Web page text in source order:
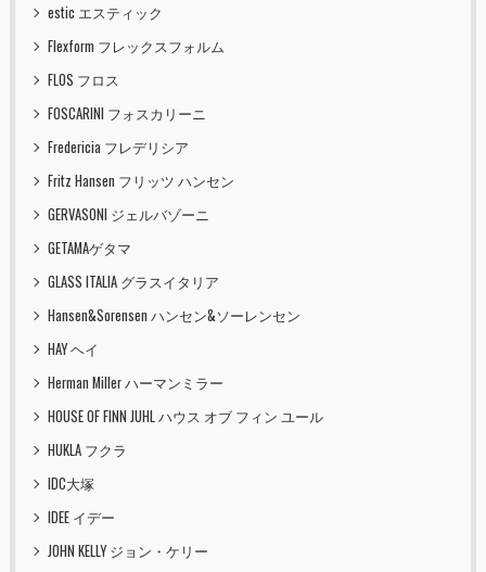
estic エスティック
Flexform フレックスフォルム
FLOS フロス
FOSCARINI フォスカリーニ
Fredericia フレデリシア
Fritz Hansen フリッツ ハンセン
GERVASONI ジェルバゾーニ
GETAMAゲタマ
GLASS ITALIA グラスイタリア
Hansen&Sorensen ハンセン&ソーレンセン
HAY ヘイ
Herman Miller ハーマンミラー
HOUSE OF FINN JUHL ハウス オブ フィン ユール
HUKLA フクラ
IDC大塚
IDEE イデー
JOHN KELLY ジョン・ケリー